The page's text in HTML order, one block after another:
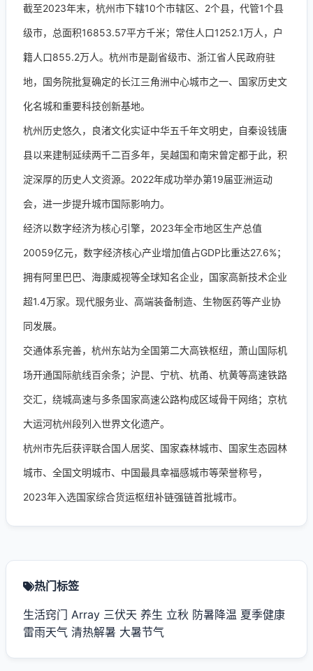
截至2023年末，杭州市下辖10个市辖区、2个县，代管1个县
级市，总面积16853.57平方千米；常住人口1252.1万人，户
籍人口855.2万人。杭州市是副省级市、浙江省人民政府驻
地，国务院批复确定的长江三角洲中心城市之一、国家历史文
化名城和重要科技创新基地。
杭州历史悠久，良渚文化实证中华五千年文明史，自秦设钱唐
县以来建制延续两千二百多年，吴越国和南宋曾定都于此，积
淀深厚的历史人文资源。2022年成功举办第19届亚洲运动
会，进一步提升城市国际影响力。
经济以数字经济为核心引擎，2023年全市地区生产总值
20059亿元，数字经济核心产业增加值占GDP比重达27.6%；
拥有阿里巴巴、海康威视等全球知名企业，国家高新技术企业
超1.4万家。现代服务业、高端装备制造、生物医药等产业协
同发展。
交通体系完善，杭州东站为全国第二大高铁枢纽，萧山国际机
场开通国际航线百余条；沪昆、宁杭、杭甬、杭黄等高速铁路
交汇，绕城高速与多条国家高速公路构成区域骨干网络；京杭
大运河杭州段列入世界文化遗产。
杭州市先后获评联合国人居奖、国家森林城市、国家生态园林
城市、全国文明城市、中国最具幸福感城市等荣誉称号，
2023年入选国家综合货运枢纽补链强链首批城市。
热门标签
生活窍门 Array 三伏天 养生 立秋 防暑降温 夏季健康
雷雨天气 清热解暑 大暑节气